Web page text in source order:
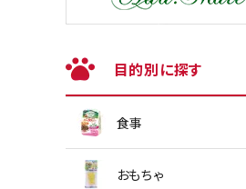
目的別に探す
食事
おもちゃ